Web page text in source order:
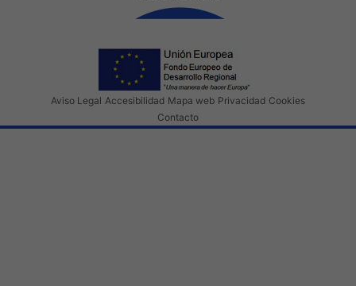
Aviso Legal Accesibilidad Mapa web Privacidad Cookies
Contacto